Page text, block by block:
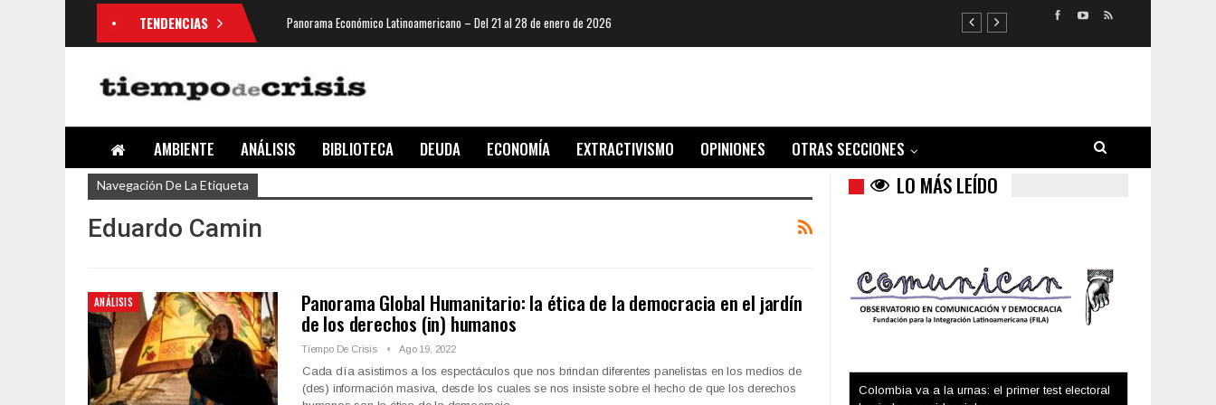
TENDENCIAS Panorama Económico Latinoamericano – Del 21 al 28 de enero de 2026
AMBIENTE ANÁLISIS BIBLIOTECA DEUDA ECONOMÍA EXTRACTIVISMO OPINIONES OTRAS SECCIONES
Navegación De La Etiqueta
Eduardo Camin
ANÁLISIS Panorama Global Humanitario: la ética de la democracia en el jardín
de los derechos (in) humanos
Tiempo De Crisis Ago 19, 2022
Cada día asistimos a los espectáculos que nos brindan diferentes panelistas en los medios de
(des) información masiva, desde los cuales se nos insiste sobre el hecho de que los derechos
LO MÁS LEÍDO
Colombia va a la urnas: el primer test electoral